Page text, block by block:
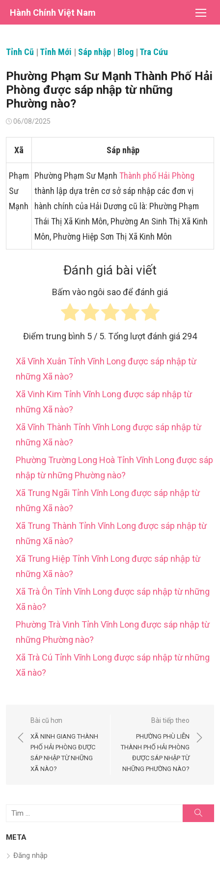
Hành Chính Việt Nam
Tỉnh Cũ | Tỉnh Mới | Sáp nhập | Blog | Tra Cứu
Phường Phạm Sư Mạnh Thành Phố Hải
Phòng được sáp nhập từ những
Phường nào?
Đăng06/08/2025
Xã Sáp nhập
Phạm
Sư
Mạnh
Phường Phạm Sư Mạnh Thành phố Hải Phòng
thành lập dựa trên cơ sở sáp nhập các đơn vị
hành chính của Hải Dương cũ là: Phường Phạm
Thái Thị Xã Kinh Môn, Phường An Sinh Thị Xã Kinh
Môn, Phường Hiệp Sơn Thị Xã Kinh Môn
Đánh giá bài viết
Bấm vào ngôi sao để đánh giá
Điểm trung bình 5 / 5. Tổng lượt đánh giá 294
Xã Vĩnh Xuân Tỉnh Vĩnh Long được sáp nhập từ
những Xã nào?
Xã Vinh Kim Tỉnh Vĩnh Long được sáp nhập từ
những Xã nào?
Xã Vĩnh Thành Tỉnh Vĩnh Long được sáp nhập từ
những Xã nào?
Phường Trường Long Hoà Tỉnh Vĩnh Long được sáp
nhập từ những Phường nào?
Xã Trung Ngãi Tỉnh Vĩnh Long được sáp nhập từ
những Xã nào?
Xã Trung Thành Tỉnh Vĩnh Long được sáp nhập từ
những Xã nào?
Xã Trung Hiệp Tỉnh Vĩnh Long được sáp nhập từ
những Xã nào?
Xã Trà Ôn Tỉnh Vĩnh Long được sáp nhập từ những
Xã nào?
Phường Trà Vinh Tỉnh Vĩnh Long được sáp nhập từ
những Phường nào?
Xã Trà Cú Tỉnh Vĩnh Long được sáp nhập từ những
Xã nào?
Điều
hướng
viết
Bài cũ hơn
XÃ NINH GIANG THÀNH
PHỐ HẢI PHÒNG ĐƯỢC
SÁP NHẬP TỪ NHỮNG
XÃ NÀO?
Bài tiếp theo
PHƯỜNG PHÙ LIỄN
THÀNH PHỐ HẢI PHÒNG
ĐƯỢC SÁP NHẬP TỪ
NHỮNG PHƯỜNG NÀO?
Tìm
quả
kiếm
META
Đăng nhập